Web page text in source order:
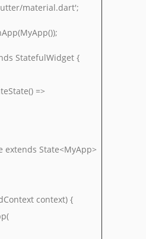
material.dart';
StatefulWidget {
=>
extends State<MyApp>
context) {